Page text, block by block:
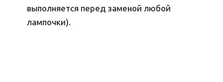
выполняется перед заменой любой
лампочки).